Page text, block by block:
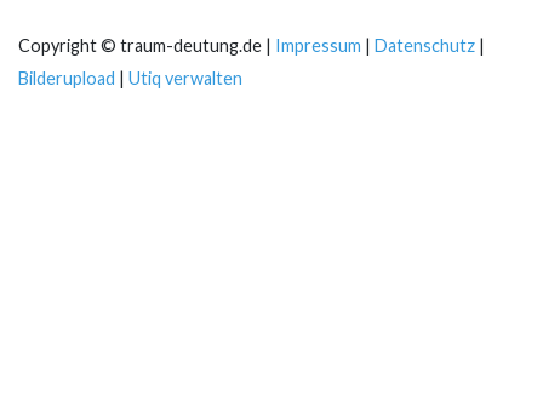
Copyright © traum-deutung.de | Impressum | Datenschutz |
Bilderupload | Utiq verwalten